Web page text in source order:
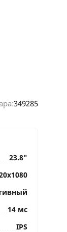
349285
23.8"
14 мс
IPS